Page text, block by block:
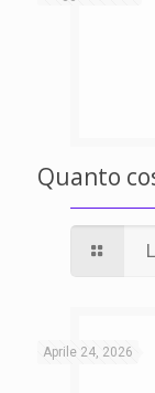
Quanto
Aprile 24, 2026